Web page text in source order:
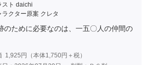
スト daichi
ラクター原案 クレタ
のために必要なのは、一五〇人の仲間の
1,925 円（本体1,750円＋税）